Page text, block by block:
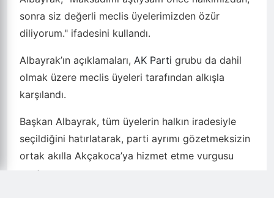
sonra siz değerli meclis üyelerimizden özür
diliyorum." ifadesini kullandı.
Albayrak’ın açıklamaları, AK Parti grubu da dahil
olmak üzere meclis üyeleri tarafından alkışla
karşılandı.
Başkan Albayrak, tüm üyelerin halkın iradesiyle
seçildiğini hatırlatarak, parti ayrımı gözetmeksizin
ortak akılla Akçakoca’ya hizmet etme vurgusu
yaptı.